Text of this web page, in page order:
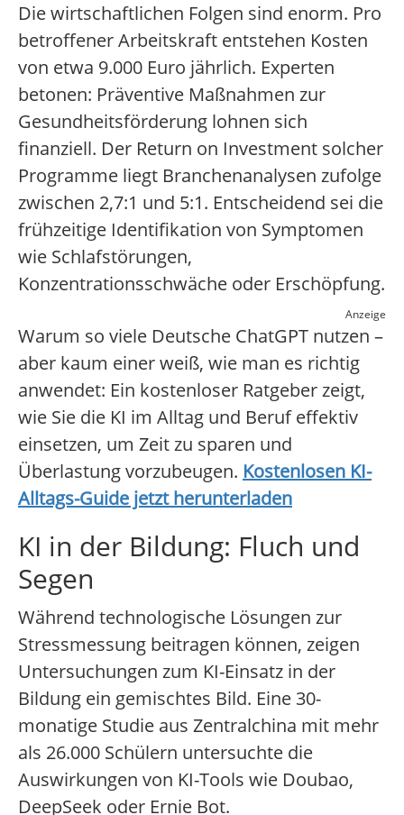
Die wirtschaftlichen Folgen sind enorm. Pro
betroffener Arbeitskraft entstehen Kosten
von etwa 9.000 Euro jährlich. Experten
betonen: Präventive Maßnahmen zur
Gesundheitsförderung lohnen sich
finanziell. Der Return on Investment solcher
Programme liegt Branchenanalysen zufolge
zwischen 2,7:1 und 5:1. Entscheidend sei die
frühzeitige Identifikation von Symptomen
wie Schlafstörungen,
Konzentrationsschwäche oder Erschöpfung.
Anzeige
Warum so viele Deutsche ChatGPT nutzen –
aber kaum einer weiß, wie man es richtig
anwendet: Ein kostenloser Ratgeber zeigt,
wie Sie die KI im Alltag und Beruf effektiv
einsetzen, um Zeit zu sparen und
Überlastung vorzubeugen. Kostenlosen KI-
Alltags-Guide jetzt herunterladen
KI in der Bildung: Fluch und
Segen
Während technologische Lösungen zur
Stressmessung beitragen können, zeigen
Untersuchungen zum KI-Einsatz in der
Bildung ein gemischtes Bild. Eine 30-
monatige Studie aus Zentralchina mit mehr
als 26.000 Schülern untersuchte die
Auswirkungen von KI-Tools wie Doubao,
DeepSeek oder Ernie Bot.